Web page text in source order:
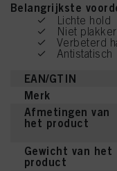
Belangrijkste
Lichte hold
Niet
Verbeterd
Antistatisch
EAN/GTIN
Merk
Afmetingen van
het product
Gewicht van het
product